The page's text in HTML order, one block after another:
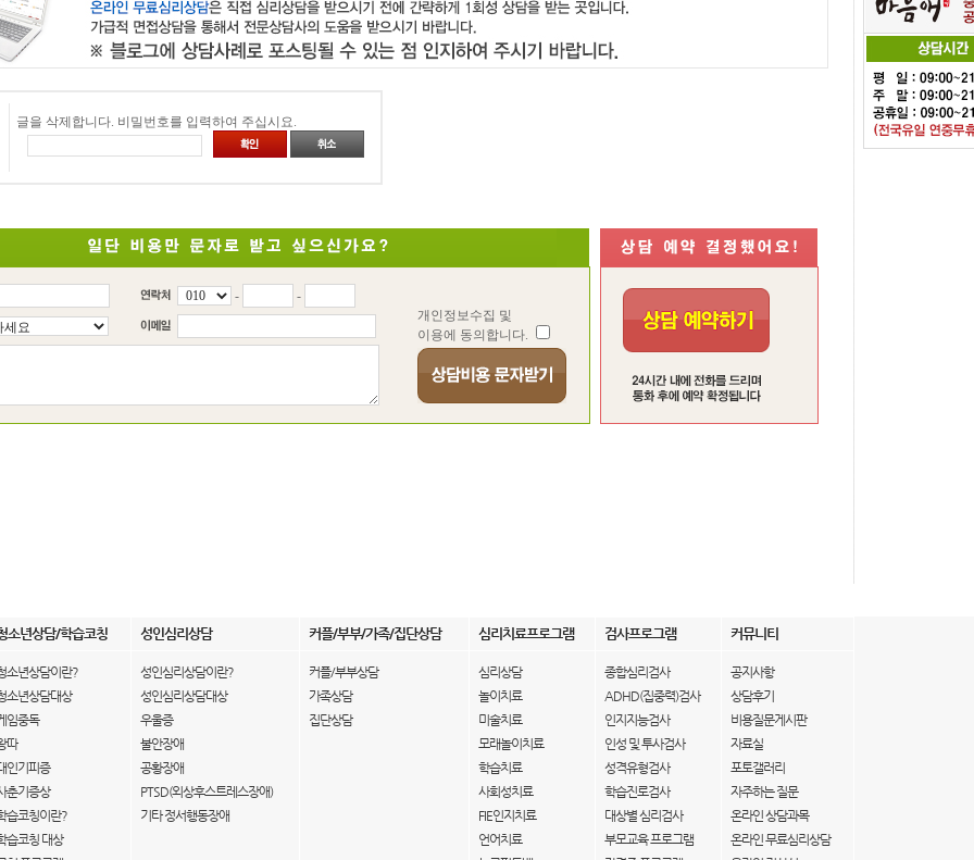
글을 삭제합니다. 비밀번호를 입력하여 주십시요.
-
-
개인정보수집 및
이용에 동의합니다.
소년상담/학습코칭 성인심리상담 커플/부부/가족/집단상담 심리치료프로그램 검사프로그램 커뮤니티
소년상담이란?
소년상담대상
임중독
따
인기피증
춘기증상
습코칭이란?
습코칭 대상
성인심리상담이란?
성인심리상담대상
우울증
불안장애
공황장애
PTSD(외상후스트레스장애)
기타 정서행동장애
커플/부부상담
가족상담
집단상담
심리상담
놀이치료
미술치료
모래놀이치료
학습치료
사회성치료
FIE인지치료
언어치료
종합심리검사
ADHD(집중력)검사
인지지능검사
인성 및 투사검사
성격유형검사
학습진로검사
대상별 심리검사
부모교육 프로그램
공지사항
상담후기
비용질문게시판
자료실
포토갤러리
자주하는 질문
온라인 상담과목
온라인 무료심리상담